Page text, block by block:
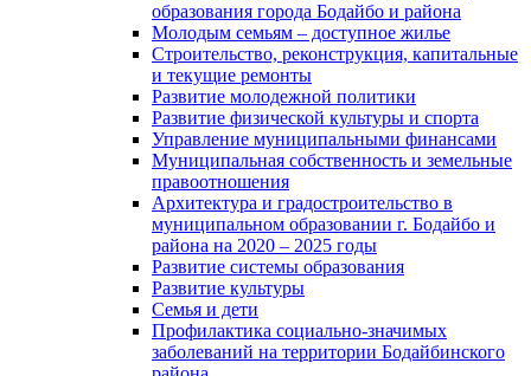
образования города Бодайбо и района
Молодым семьям – доступное жилье
Строительство, реконструкция, капитальные
и текущие ремонты
Развитие молодежной политики
Развитие физической культуры и спорта
Управление муниципальными финансами
Муниципальная собственность и земельные
правоотношения
Архитектура и градостроительство в
муниципальном образовании г. Бодайбо и
района на 2020 – 2025 годы
Развитие системы образования
Развитие культуры
Семья и дети
Профилактика социально-значимых
заболеваний на территории Бодайбинского